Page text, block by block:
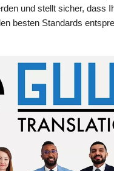
und stellt sicher, dass
besten Standards